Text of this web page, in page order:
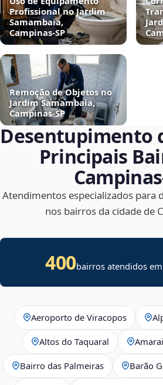
Profissional no Jardim
Samambaia,
Campinas‑SP
Remoção de Objetos no
Jardim Samambaia,
Campinas‑SP
Desentupimento
Principais
Atendimentos especializados para
nos bairros da cidade de
400bairros atendidos em
Aeroporto de Viracopos
Altos do Taquaral
Bairro das Palmeiras Barão